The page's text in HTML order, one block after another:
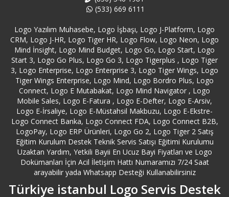
Balıkesir Bandırma Logo Servisi
Balıkesir Edremit Logo Servisi
Balıkesir Erdek Logo Servisi
Balıkesir Logo Servisi
Bartın Logo Servisi
Batman Logo Servisi
Bayburt Logo Servisi
Bayrampaşa Logo Servisi
(533) 669 6111
Logo Yazılım Muhasebe, Logo İşbaşı, Logo J-Platform, Logo
CRM, Logo J-HR, Logo Tiger HR, Logo Flow, Logo Neon, Logo
Mind İnsight, Logo Mind Budget, Logo Go, Logo Start, Logo
Start 3, Logo Go Plus, Logo Go 3, Logo Tigerplus , Logo Tiger
3, Logo Enterprise, Logo Enterprise 3, Logo Tiger Wings, Logo
Tiger Wings Enterprise, Logo Mind, Logo Bordro Plus, Logo
Connect, Logo E Mutabakat, Logo Mind Navigator , Logo
Mobile Sales, Logo E-Fatura , Logo E-Defter, Logo E-Arsiv,
Logo E-İrsaliye, Logo E-Müstahsil Makbuzu, Logo E-Ekstre-
Logo Connect Banka, Logo Connect FDA, Logo Connect B2B,
LogoPay, Logo ERP Ürünleri, Logo Go 2, Logo Tiger 2 Satış
Eğitim Kurulum Destek Teknik Servis Satışı Eğitimi Kurulumu
Uzaktan Yardım, Yetkili Bayii En Ucuz Bayi Fiyatları ve Logo
Dokümanları İçin Acil İletişim Hattı Numaramızı 7/24 Saat
arayabilir yada Whatsapp Desteği Kullanabilirsiniz
Türkiye istanbul Logo Servis Destek